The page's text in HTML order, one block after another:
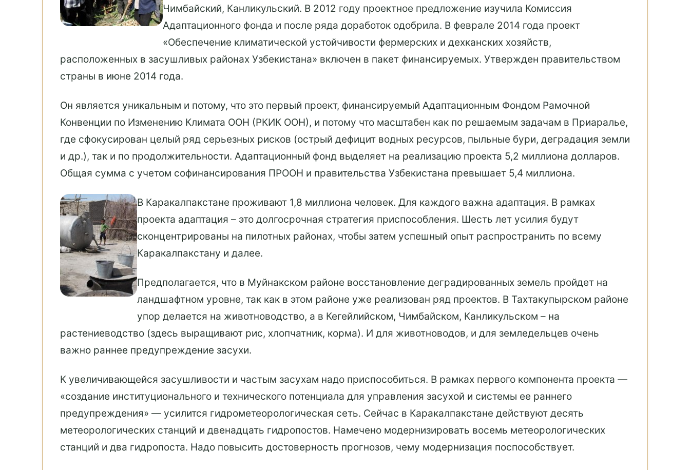
Чимбайский, Канликульский. В 2012 году проектное предложение изучила Комиссия
Адаптационного фонда и после ряда доработок одобрила. В феврале 2014 года проект
«Обеспечение климатической устойчивости фермерских и дехканских хозяйств,
расположенных в засушливых районах Узбекистана» включен в пакет финансируемых. Утвержден правительством
страны в июне 2014 года.
Он является уникальным и потому, что это первый проект, финансируемый Адаптационным Фондом Рамочной
Конвенции по Изменению Климата ООН (РКИК ООН), и потому что масштабен как по решаемым задачам в Приаралье,
где сфокусирован целый ряд серьезных рисков (острый дефицит водных ресурсов, пыльные бури, деградация земли
и др.), так и по продолжительности. Адаптационный фонд выделяет на реализацию проекта 5,2 миллиона долларов.
Общая сумма с учетом софинансирования ПРООН и правительства Узбекистана превышает 5,4 миллиона.
В Каракалпакстане проживают 1,8 миллиона человек. Для каждого важна адаптация. В рамках
проекта адаптация – это долгосрочная стратегия приспособления. Шесть лет усилия будут
сконцентрированы на пилотных районах, чтобы затем успешный опыт распространить по всему
Каракалпакстану и далее.
Предполагается, что в Муйнакском районе восстановление деградированных земель пройдет на
ландшафтном уровне, так как в этом районе уже реализован ряд проектов. В Тахтакупырском районе
упор делается на животноводство, а в Кегейлийском, Чимбайском, Канликульском – на
растениеводство (здесь выращивают рис, хлопчатник, корма). И для животноводов, и для земледельцев очень
важно раннее предупреждение засухи.
К увеличивающейся засушливости и частым засухам надо приспособиться. В рамках первого компонента проекта —
«создание институционального и технического потенциала для управления засухой и системы ее раннего
предупреждения» — усилится гидрометеорологическая сеть. Сейчас в Каракалпакстане действуют десять
метеорологических станций и двенадцать гидропостов. Намечено модернизировать восемь метеорологических
станций и два гидропоста. Надо повысить достоверность прогнозов, чему модернизация поспособствует.